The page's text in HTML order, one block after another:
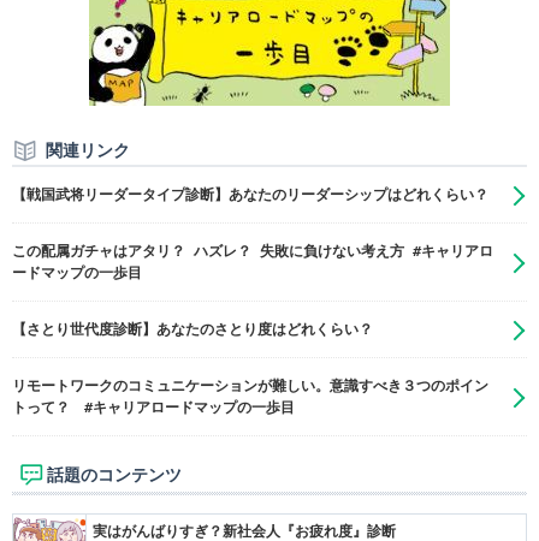
関連リンク
【戦国武将リーダータイプ診断】あなたのリーダーシップはどれくらい？
この配属ガチャはアタリ？ ハズレ？ 失敗に負けない考え方 #キャリアロ
ードマップの一歩目
【さとり世代度診断】あなたのさとり度はどれくらい？
リモートワークのコミュニケーションが難しい。意識すべき３つのポイン
トって？ #キャリアロードマップの一歩目
話題のコンテンツ
実はがんばりすぎ？新社会人『お疲れ度』診断